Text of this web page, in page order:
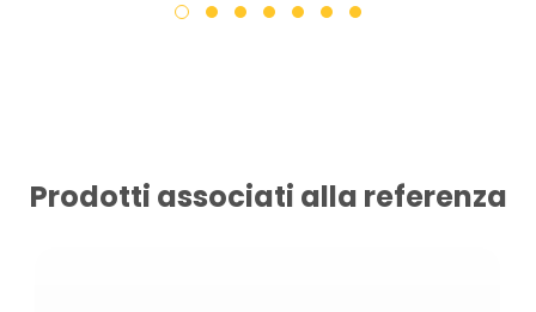
Prodotti associati alla referenza